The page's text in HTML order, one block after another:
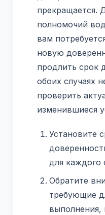
прекращается.
полномочий
вам
новую
продлить срок
обоих случаях
проверить
изменившиеся
Установите
для каждого
Обратите
требующие
выполнения,